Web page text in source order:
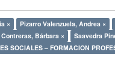
× Pizarro Valenzuela, Andrea ×
Bárbara ×
Saavedra
SOCIALES – FORMACION